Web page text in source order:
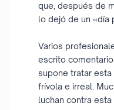
que, después de
lo dejó de un «día
Varios
escrito
supone tratar
frívola e irreal.
luchan contra